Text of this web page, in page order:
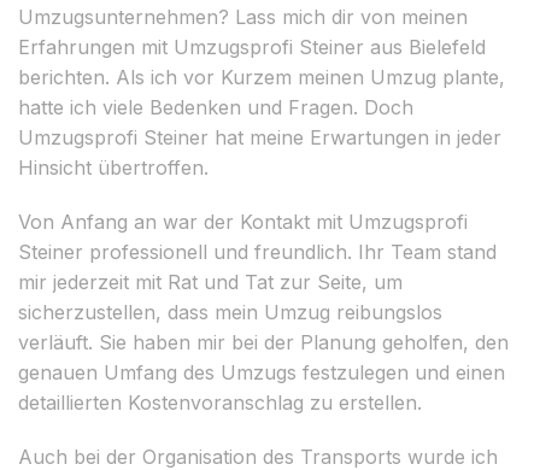
Umzugsunternehmen? Lass mich dir von meinen
Erfahrungen mit Umzugsprofi Steiner aus Bielefeld
berichten. Als ich vor Kurzem meinen Umzug plante,
hatte ich viele Bedenken und Fragen. Doch
Umzugsprofi Steiner hat meine Erwartungen in jeder
Hinsicht übertroffen.
Von Anfang an war der Kontakt mit Umzugsprofi
Steiner professionell und freundlich. Ihr Team stand
mir jederzeit mit Rat und Tat zur Seite, um
sicherzustellen, dass mein Umzug reibungslos
verläuft. Sie haben mir bei der Planung geholfen, den
genauen Umfang des Umzugs festzulegen und einen
detaillierten Kostenvoranschlag zu erstellen.
Auch bei der Organisation des Transports wurde ich